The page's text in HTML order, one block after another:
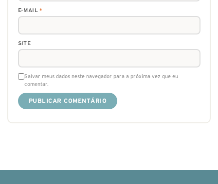
E-MAIL*
SITE
Salvar meus dados neste navegador para a próxima vez que eu
comentar.